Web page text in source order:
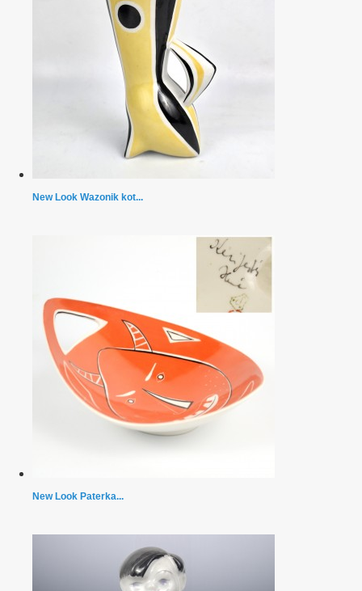
New Look Wazonik kot...
New Look Paterka...